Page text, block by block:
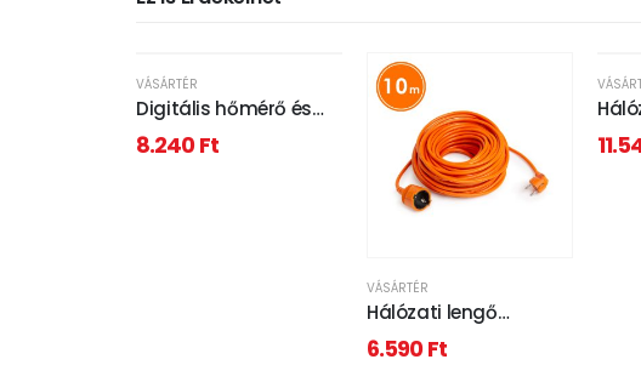
VÁSÁRTÉR
Digitális hőmérő és
ébresztőóra - kültéri /
beltéri - USB-s, elemes
8.240Ft
VÁSÁRTÉR
Hálózati lengő
hosszabbító 10m
6.590Ft